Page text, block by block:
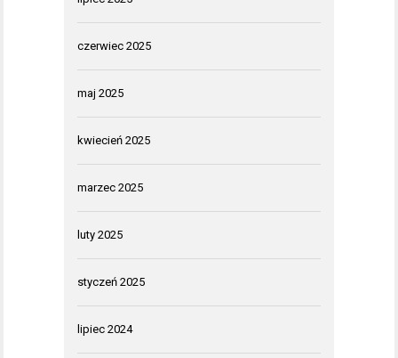
czerwiec 2025
maj 2025
kwiecień 2025
marzec 2025
luty 2025
styczeń 2025
lipiec 2024